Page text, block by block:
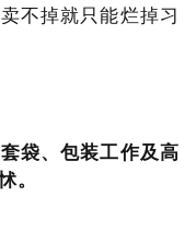
不掉就只能烂掉习
袋、包装工作及高
。